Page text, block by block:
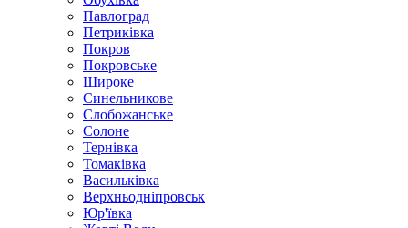
Павлоград
Петриківка
Покров
Покровське
Широке
Синельникове
Слобожанське
Солоне
Тернівка
Томаківка
Васильківка
Верхньодніпровськ
Юр'ївка